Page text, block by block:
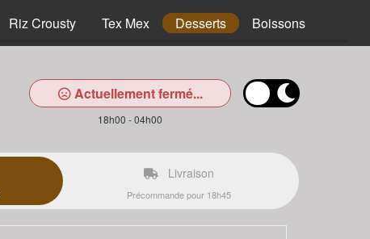
Riz Crousty Tex Mex Desserts Boissons
Actuellement fermé...
18h00 - 04h00
Livraison
Précommande pour 18h45